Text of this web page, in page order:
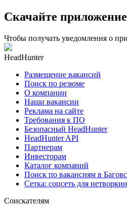
Скачайте приложение
Чтобы получать уведомления о
HeadHunter
Размещение вакансий
Поиск по резюме
О компании
Наши вакансии
Реклама на сайте
Требования к ПО
Безопасный HeadHunter
HeadHunter API
Партнерам
Инвесторам
Каталог компаний
Поиск по вакансиям в
Сетка: соцсеть для
Соискателям